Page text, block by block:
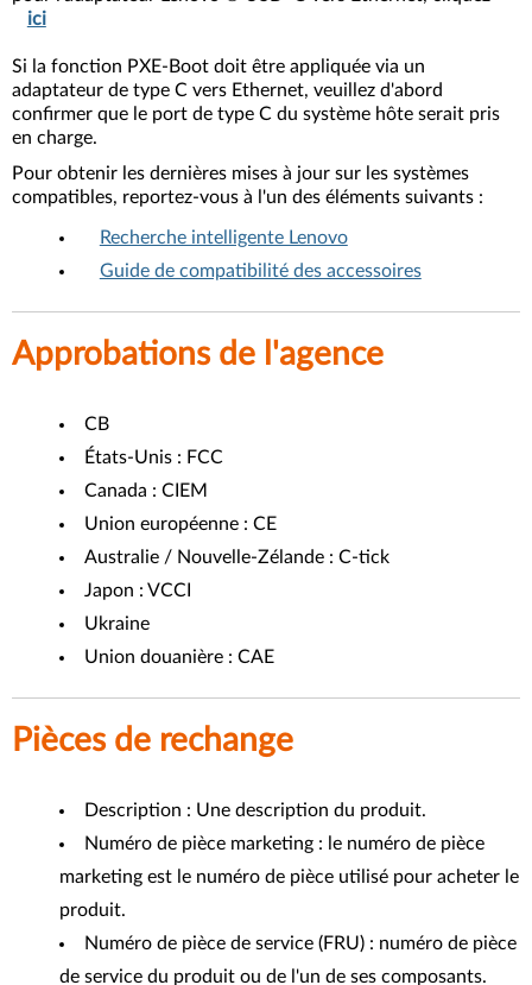
ici
Si la fonction PXE-Boot doit être appliquée via un
adaptateur de type C vers Ethernet, veuillez d'abord
confirmer que le port de type C du système hôte serait pris
en charge.
Pour obtenir les dernières mises à jour sur les systèmes
compatibles, reportez-vous à l'un des éléments suivants :
Recherche intelligente Lenovo
Guide de compatibilité des accessoires
Approbations de l'agence
CB
États-Unis : FCC
Canada : CIEM
Union européenne : CE
Australie / Nouvelle-Zélande : C-tick
Japon : VCCI
Ukraine
Union douanière : CAE
Pièces de rechange
Description : Une description du produit.
Numéro de pièce marketing : le numéro de pièce
marketing est le numéro de pièce utilisé pour acheter le
produit.
Numéro de pièce de service (FRU) : numéro de pièce
de service du produit ou de l'un de ses composants.